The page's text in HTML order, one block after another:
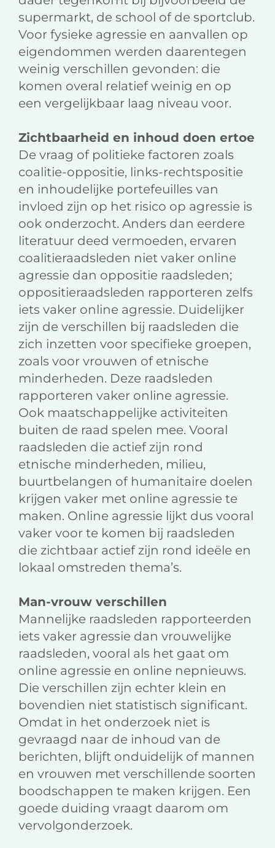
supermarkt, de school of de sportclub.
Voor fysieke agressie en aanvallen op
eigendommen werden daarentegen
weinig verschillen gevonden: die
komen overal relatief weinig en op
een vergelijkbaar laag niveau voor.
Zichtbaarheid en inhoud doen ertoe
De vraag of politieke factoren zoals
coalitie-oppositie, links-rechtspositie
en inhoudelijke portefeuilles van
invloed zijn op het risico op agressie is
ook onderzocht. Anders dan eerdere
literatuur deed vermoeden, ervaren
coalitieraadsleden niet vaker online
agressie dan oppositie raadsleden;
oppositieraadsleden rapporteren zelfs
iets vaker online agressie. Duidelijker
zijn de verschillen bij raadsleden die
zich inzetten voor specifieke groepen,
zoals voor vrouwen of etnische
minderheden. Deze raadsleden
rapporteren vaker online agressie.
Ook maatschappelijke activiteiten
buiten de raad spelen mee. Vooral
raadsleden die actief zijn rond
etnische minderheden, milieu,
buurtbelangen of humanitaire doelen
krijgen vaker met online agressie te
maken. Online agressie lijkt dus vooral
vaker voor te komen bij raadsleden
die zichtbaar actief zijn rond ideële en
lokaal omstreden thema’s.
Man-vrouw verschillen
Mannelijke raadsleden rapporteerden
iets vaker agressie dan vrouwelijke
raadsleden, vooral als het gaat om
online agressie en online nepnieuws.
Die verschillen zijn echter klein en
bovendien niet statistisch significant.
Omdat in het onderzoek niet is
gevraagd naar de inhoud van de
berichten, blijft onduidelijk of mannen
en vrouwen met verschillende soorten
boodschappen te maken krijgen. Een
goede duiding vraagt daarom om
vervolgonderzoek.